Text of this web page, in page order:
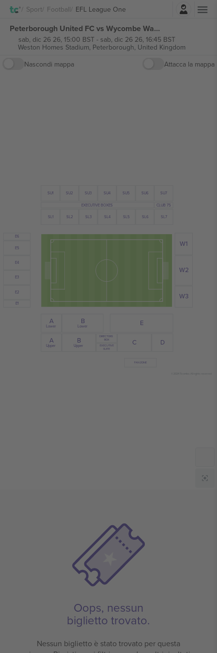
Sport Football EFL League OneAccesso
Peterborough United FC vs Wycombe Wanderers FC EFL League One biglietti
sab, dic 26 26, 15:00 BST- sab, dic 26 26, 16:45 BST
Weston Homes Stadium, Peterborough, United Kingdom
Nascondi mappa
Attacca la mappa
EXECUTIVE BOXES CLUB 75
DIRECTORS
BOX
EXECUTIVE
SUITE
SL1 SL2 SL3 SL4 SL5 SL6 SL7
A
Lower
B
Lower E
SU1 SU2 SU3 SU4 SU5 SU6 SU7
A
Upper
B
Upper C D
E1
E2
E3
E4
E5
E6
W3
W2
W1
FAN ZONE
Oops, nessun
biglietto trovato.
Nessun biglietto è stato trovato per questa